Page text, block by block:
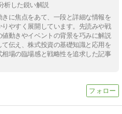
析した鋭い解説
に焦点をあて、一段と詳細な情報を
やすく展開しています。先読みや戦
動きやイベントの背景を巧みに解説
伝え、株式投資の基礎知識と応用を
場の臨場感と戦略性を追求した記事